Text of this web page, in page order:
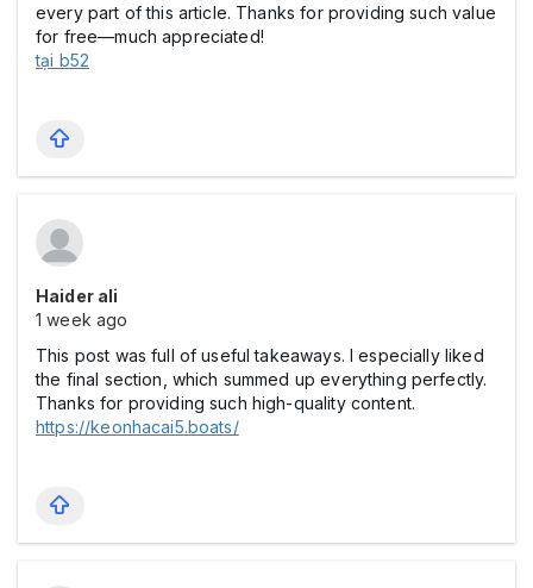
every part of this article. Thanks for providing such value
for free—much appreciated!
tại b52
Haider ali
1 week ago
This post was full of useful takeaways. I especially liked
the final section, which summed up everything perfectly.
Thanks for providing such high-quality content.
https://keonhacai5.boats/